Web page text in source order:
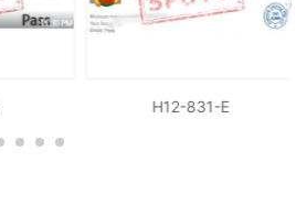
H12-831-E